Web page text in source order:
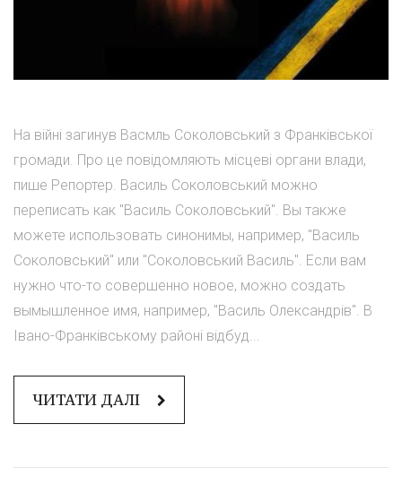
На війні загинув Васмль Соколовський з Франківської
громади. Про це повідомляють місцеві органи влади,
пише Репортер. Василь Соколовський можно
переписать как "Василь Соколовський". Вы также
можете использовать синонимы, например, "Василь
Соколовський" или "Соколовський Василь". Если вам
нужно что-то совершенно новое, можно создать
вымышленное имя, например, "Василь Олександрів". В
Івано-Франківському районі відбуд...
ЧИТАТИ ДАЛІ